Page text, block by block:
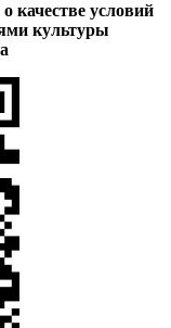
качестве условий
культуры